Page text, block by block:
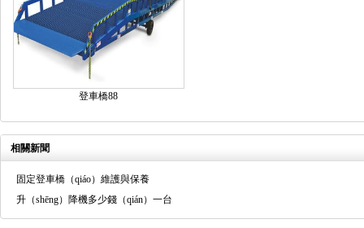
登車橋88
相關新聞
固定登車橋（qiáo）維護與保養
升（shēng）降機多少錢（qián）一台